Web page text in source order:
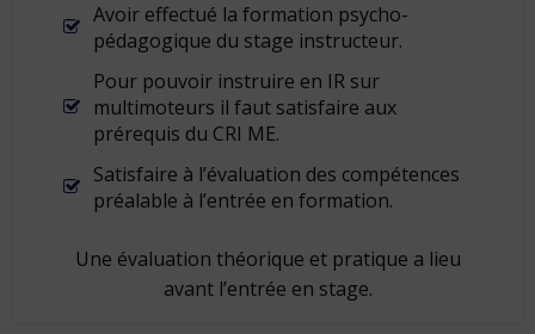
Avoir effectué la formation psycho-
pédagogique du stage instructeur.
Pour pouvoir instruire en IR sur
multimoteurs il faut satisfaire aux
prérequis du CRI ME.
Satisfaire à l’évaluation des compétences
préalable à l’entrée en formation.
Une évaluation théorique et pratique a lieu
avant l’entrée en stage.